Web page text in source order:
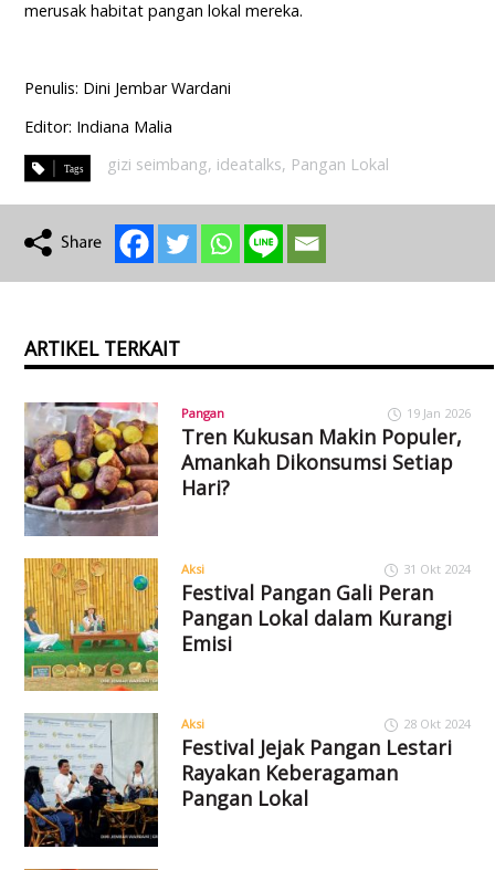
merusak habitat pangan lokal mereka.
Penulis: Dini Jembar Wardani
Editor: Indiana Malia
gizi seimbang, ideatalks, Pangan Lokal
ARTIKEL TERKAIT
Pangan 19 Jan 2026
Tren Kukusan Makin Populer,
Amankah Dikonsumsi Setiap
Hari?
Aksi 31 Okt 2024
Festival Pangan Gali Peran
Pangan Lokal dalam Kurangi
Emisi
Aksi 28 Okt 2024
Festival Jejak Pangan Lestari
Rayakan Keberagaman
Pangan Lokal